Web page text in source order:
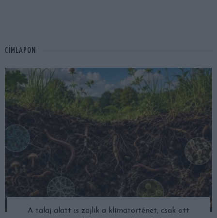
CÍMLAPON
A talaj alatt is zajlik a klímatörténet, csak ott